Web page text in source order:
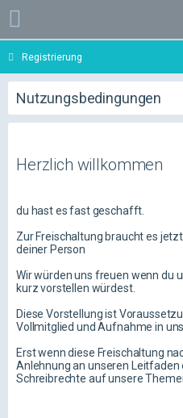
Registrierung
Nutzungsbedingungen
Herzlich willkommen
du hast es fast geschafft.
Zur Freischaltung braucht es
deiner Person
Wir würden uns freuen wenn du
kurz vorstellen würdest.
Diese Vorstellung ist
Vollmitglied und Aufnahme in
Erst wenn diese Freischaltung
Anlehnung an unseren
Schreibrechte auf unsere